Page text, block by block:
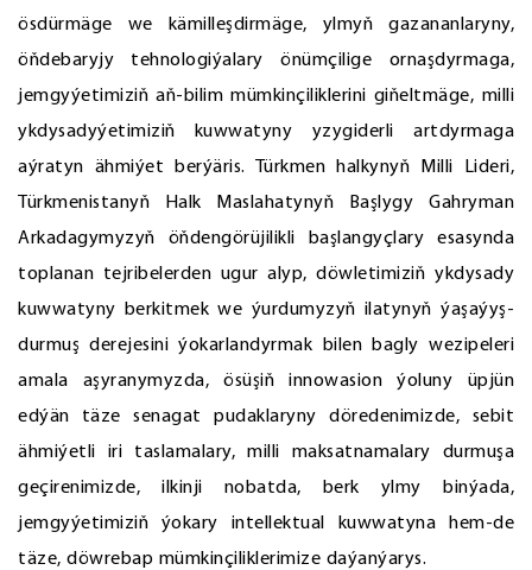
ösdürmäge we kämilleşdirmäge, ylmyň gazananlaryny,
öňdebaryjy tehnologiýalary önümçilige ornaşdyrmaga,
jemgyýetimiziň aň-bilim mümkinçiliklerini giňeltmäge, milli
ykdysadyýetimiziň kuwwatyny yzygiderli artdyrmaga
aýratyn ähmiýet berýäris. Türkmen halkynyň Milli Lideri,
Türkmenistanyň Halk Maslahatynyň Başlygy Gahryman
Arkadagymyzyň öňdengörüjilikli başlangyçlary esasynda
toplanan tejribelerden ugur alyp, döwletimiziň ykdysady
kuwwatyny berkitmek we ýurdumyzyň ilatynyň ýaşaýyş-
durmuş derejesini ýokarlandyrmak bilen bagly wezipeleri
amala aşyranymyzda, ösüşiň innowasion ýoluny üpjün
edýän täze senagat pudaklaryny döredenimizde, sebit
ähmiýetli iri taslamalary, milli maksatnamalary durmuşa
geçirenimizde, ilkinji nobatda, berk ylmy binýada,
jemgyýetimiziň ýokary intellektual kuwwatyna hem-de
täze, döwrebap mümkinçiliklerimize daýanýarys.